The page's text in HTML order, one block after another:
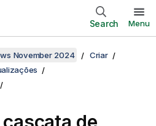
Search Menu
November 2024
Criar